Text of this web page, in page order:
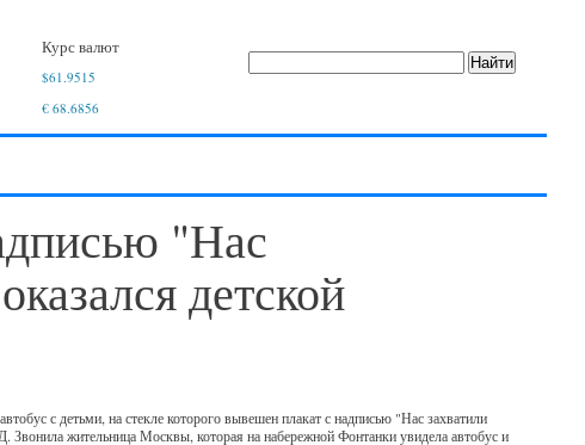
Курс валют
$61.9515
€ 68.6856
"Нас
детской
с детьми, на стекле которого вывешен плакат с надписью "Нас захватили
жительница Москвы, которая на набережной Фонтанки увидела автобус и